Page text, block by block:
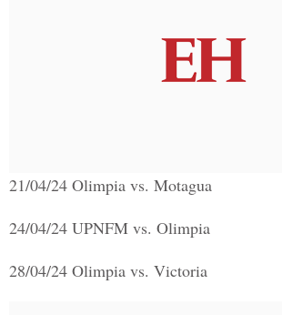
21/04/24 Olimpia vs. Motagua
24/04/24 UPNFM vs. Olimpia
28/04/24 Olimpia vs. Victoria